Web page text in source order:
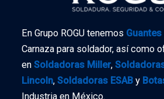
En Grupo ROGU tenemos
Carnaza para soldador, así como
en Soldadoras Miller,
Lincoln, Soldadoras ESABy
Industria en México.